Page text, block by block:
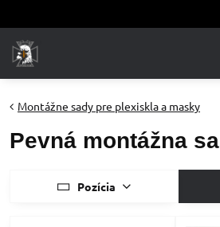
Montážne sady pre plexiskla a masky
Pevná montážna sa
Pozícia